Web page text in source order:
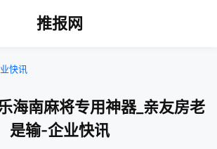
推报网
快讯
海南麻将专用神器_亲友房老
是输-企业快讯